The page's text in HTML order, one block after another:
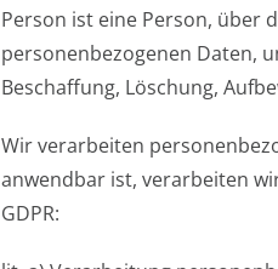
Person ist eine Person, über
personenbezogenen Daten,
Beschaffung, Löschung,
Wir verarbeiten
anwendbar ist, verarbeiten
GDPR: